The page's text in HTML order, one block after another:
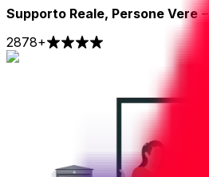
Supporto Reale, Persone Vere–
2878+